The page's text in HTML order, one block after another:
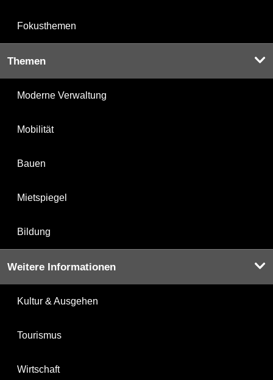
Fokusthemen
Themen
Moderne Verwaltung
Mobilität
Bauen
Mietspiegel
Bildung
Weitere Informationen
Kultur & Ausgehen
Tourismus
Wirtschaft